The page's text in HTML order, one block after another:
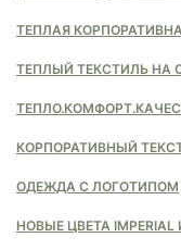
ТЕПЛАЯ
ТЕПЛЫЙ ТЕКСТИЛЬ НА
КОРПОРАТИВНЫЙ
ОДЕЖДА С ЛОГОТИПОМ
НОВЫЕ ЦВЕТА IMPERIAL